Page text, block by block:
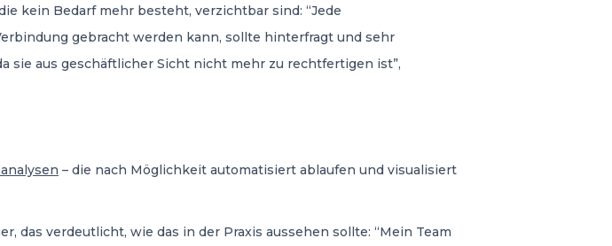
kein Bedarf mehr besteht, verzichtbar sind: “Jede
gebracht werden kann, sollte hinterfragt und sehr
aus geschäftlicher Sicht nicht mehr zu rechtfertigen ist”,
– die nach Möglichkeit automatisiert ablaufen und visualisiert
das verdeutlicht, wie das in der Praxis aussehen sollte: “Mein Team